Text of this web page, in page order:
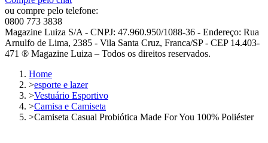
ou compre pelo telefone:
0800 773 3838
Magazine Luiza S/A - CNPJ: 47.960.950/1088-36 - Endereço: Rua
Arnulfo de Lima, 2385 - Vila Santa Cruz, Franca/SP - CEP 14.403-
471 ® Magazine Luiza – Todos os direitos reservados.
Home
>esporte e lazer
>Vestuário Esportivo
>Camisa e Camiseta
>Camiseta Casual Probiótica Made For You 100% Poliéster